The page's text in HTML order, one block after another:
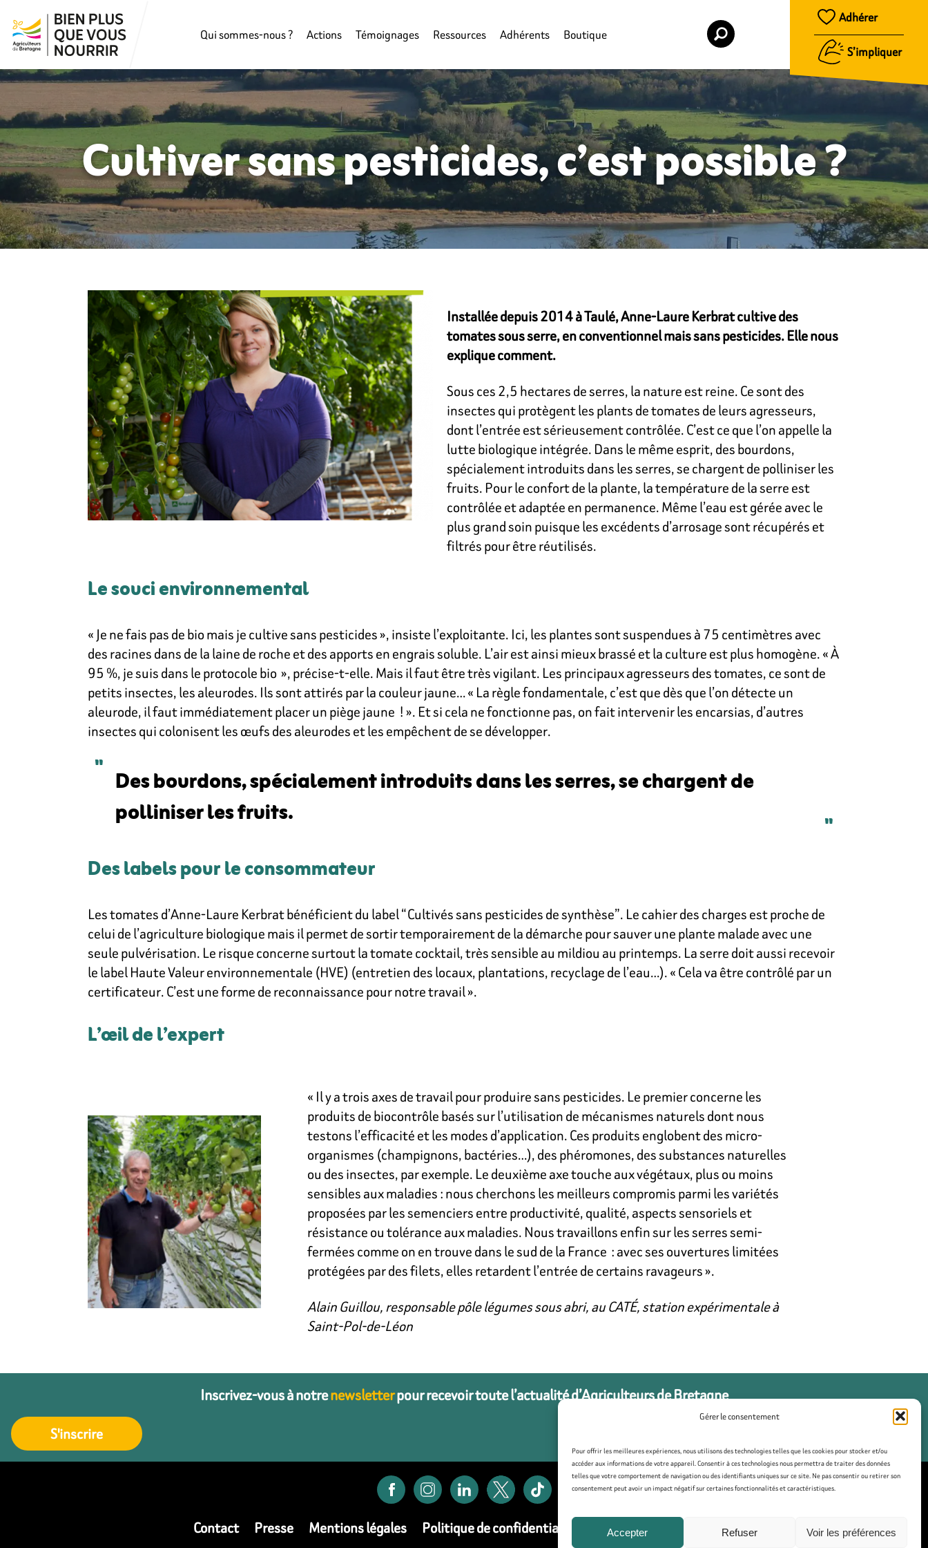
Gérer le consentement
Pour offrir les meilleures expériences, nous utilisons des technologies telles que les cookies pour stocker et/ou
accéder aux informations de votre appareil. Consentir à ces technologies nous permettra de traiter des données
telles que votre comportement de navigation ou des identifiants uniques sur ce site. Ne pas consentir ou retirer son
consentement peut avoir un impact négatif sur certaines fonctionnalités et caractéristiques.
Accepter Refuser Voir les préférences
Qui sommes-nous ? Actions Témoignages Ressources Adhérents Boutique
Adhérer
S’impliquer
Cultiver sans pesticides, c’est possible ?
Installée depuis 2014 à Taulé, Anne-Laure Kerbrat cultive des
tomates sous serre, en conventionnel mais sans pesticides. Elle nous
explique comment.
Sous ces 2,5 hectares de serres, la nature est reine. Ce sont des
insectes qui protègent les plants de tomates de leurs agresseurs,
dont l’entrée est sérieusement contrôlée. C’est ce que l’on appelle la
lutte biologique intégrée. Dans le même esprit, des bourdons,
spécialement introduits dans les serres, se chargent de polliniser les
fruits. Pour le confort de la plante, la température de la serre est
contrôlée et adaptée en permanence. Même l’eau est gérée avec le
plus grand soin puisque les excédents d’arrosage sont récupérés et
filtrés pour être réutilisés.
Le souci environnemental
« Je ne fais pas de bio mais je cultive sans pesticides », insiste l’exploitante. Ici, les plantes sont suspendues à 75 centimètres avec
des racines dans de la laine de roche et des apports en engrais soluble. L’air est ainsi mieux brassé et la culture est plus homogène. « À
95 %, je suis dans le protocole bio », précise-t-elle. Mais il faut être très vigilant. Les principaux agresseurs des tomates, ce sont de
petits insectes, les aleurodes. Ils sont attirés par la couleur jaune… « La règle fondamentale, c’est que dès que l’on détecte un
aleurode, il faut immédiatement placer un piège jaune ! ». Et si cela ne fonctionne pas, on fait intervenir les encarsias, d’autres
insectes qui colonisent les œufs des aleurodes et les empêchent de se développer.
Des bourdons, spécialement introduits dans les serres, se chargent de
polliniser les fruits.
Des labels pour le consommateur
Les tomates d’Anne-Laure Kerbrat bénéficient du label “Cultivés sans pesticides de synthèse”. Le cahier des charges est proche de
celui de l’agriculture biologique mais il permet de sortir temporairement de la démarche pour sauver une plante malade avec une
seule pulvérisation. Le risque concerne surtout la tomate cocktail, très sensible au mildiou au printemps. La serre doit aussi recevoir
le label Haute Valeur environnementale (HVE) (entretien des locaux, plantations, recyclage de l’eau…). « Cela va être contrôlé par un
certificateur. C’est une forme de reconnaissance pour notre travail ».
L’œil de l’expert
« Il y a trois axes de travail pour produire sans pesticides. Le premier concerne les
produits de biocontrôle basés sur l’utilisation de mécanismes naturels dont nous
testons l’efficacité et les modes d’application. Ces produits englobent des micro-
organismes (champignons, bactéries…), des phéromones, des substances naturelles
ou des insectes, par exemple. Le deuxième axe touche aux végétaux, plus ou moins
sensibles aux maladies : nous cherchons les meilleurs compromis parmi les variétés
proposées par les semenciers entre productivité, qualité, aspects sensoriels et
résistance ou tolérance aux maladies. Nous travaillons enfin sur les serres semi-
fermées comme on en trouve dans le sud de la France : avec ses ouvertures limitées
protégées par des filets, elles retardent l’entrée de certains ravageurs ».
Alain Guillou, responsable pôle légumes sous abri, au CATÉ, station expérimentale à
Saint-Pol-de-Léon
Inscrivez-vous à notrenewsletterpour recevoir toute l’actualité d’Agriculteurs de Bretagne
S'inscrire
Contact Presse Mentions légales Politique de confidentialité Politique de cookies (UE)